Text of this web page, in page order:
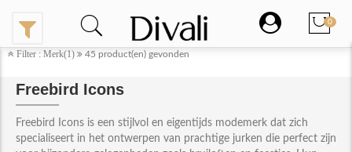
0
Filter : Merk(1) 45 product(en) gevonden
Freebird Icons
Freebird Icons is een stijlvol en eigentijds modemerk dat zich
specialiseert in het ontwerpen van prachtige jurken die perfect zijn